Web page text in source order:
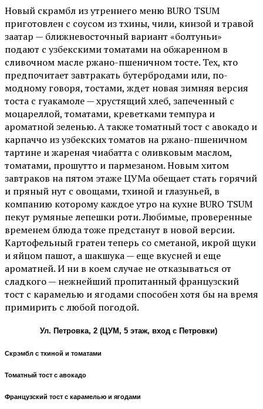
Новый скрамбл из утреннего меню BURO TSUM
приготовлен с соусом из тхины, чили, кинзой и травой
заатар — ближневосточный вариант «болтуньи»
подают с узбекскими томатами на обжаренном в
сливочном масле ржано-пшеничном тосте. Тех, кто
предпочитает завтракать бутербродами или, по-
модному говоря, тостами, ждет новая зимняя версия
тоста с гуакамоле — хрустящий хлеб, запеченный с
моцареллой, томатами, креветками темпура и
ароматной зеленью. А также томатный тост с авокадо и
карпаччо из узбекских томатов на ржано-пшеничном
тартине и жареная чиабатта с оливковым маслом,
томатами, прошутто и пармезаном. Новым хитом
завтраков на пятом этаже ЦУМа обещает стать горячий
и пряный нут с овощами, тхиной и глазуньей, в
компанию которому каждое утро на кухне BURO TSUM
пекут румяные лепешки роти. Любимые, проверенные
временем блюда тоже предстанут в новой версии.
Картофельный гратен теперь со сметаной, икрой щуки
и яйцом пашот, а шакшука — еще вкусней и еще
ароматней. И ни в коем случае не отказываться от
сладкого — нежнейший пропитанный французский
тост с карамелью и ягодами способен хотя бы на время
примирить с любой погодой.
Ул. Петровка, 2 (ЦУМ, 5 этаж, вход с Петровки)
Скрэмбл с тхиной и томатами
Томатный тост с авокадо
Французский тост с карамелью и ягодами